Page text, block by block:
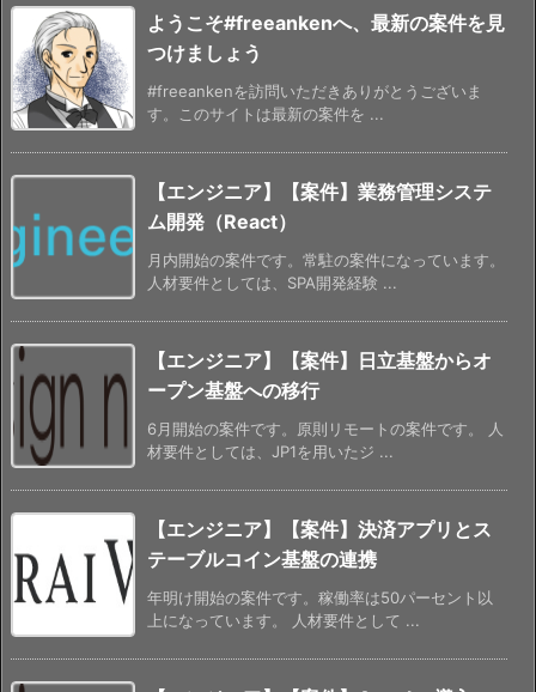
ようこそ#freeankenへ、最新の案件を見
つけましょう
#freeankenを訪問いただきありがとうございま
す。このサイトは最新の案件を ...
【エンジニア】【案件】業務管理システ
ム開発（React）
月内開始の案件です。常駐の案件になっています。
人材要件としては、SPA開発経験 ...
【エンジニア】【案件】日立基盤からオ
ープン基盤への移行
6月開始の案件です。原則リモートの案件です。 人
材要件としては、JP1を用いたジ ...
【エンジニア】【案件】決済アプリとス
テーブルコイン基盤の連携
年明け開始の案件です。稼働率は50パーセント以
上になっています。 人材要件として ...